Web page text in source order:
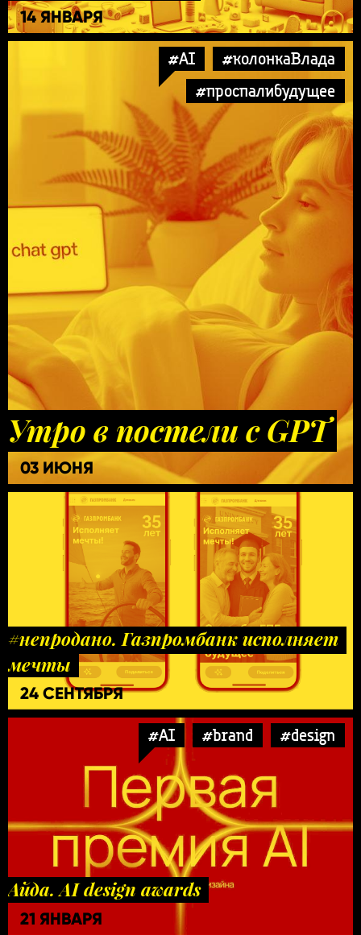
14 ЯНВАРЯ
#AI
#колонкаВлада
#проспалибудущее
Утро в постели с GPT
03 ИЮНЯ
#непродано. Газпромбанк исполняет
мечты
24 СЕНТЯБРЯ
#AI #brand #design
Айда. AI design awards
21 ЯНВАРЯ